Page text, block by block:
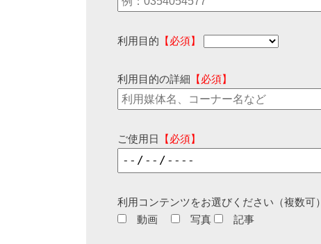
利用目的 【必須】
利用目的の詳細 【必須】
ご使用日 【必須】
利用コンテンツをお選びください（複数可）
動画
写真 記事